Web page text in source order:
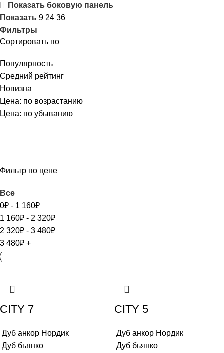
Показать боковую панель
Показать 9 24 36
Фильтры
Сортировать по
Популярность
Средний рейтинг
Новизна
Цена: по возрастанию
Цена: по убыванию
Фильтр по цене
Все
0₽ - 1 160₽
1 160₽ - 2 320₽
2 320₽ - 3 480₽
3 480₽ +
CITY 7
Дуб анкор Нордик
Дуб бьянко
CITY 5
Дуб анкор Нордик
Дуб бьянко